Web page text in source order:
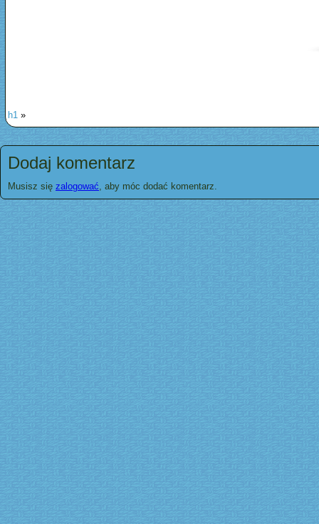
h1 »
Dodaj komentarz
Musisz się zalogować, aby móc dodać komentarz.